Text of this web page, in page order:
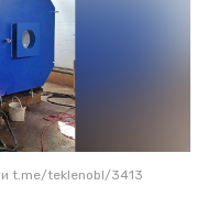
t.me/teklenobl/3413